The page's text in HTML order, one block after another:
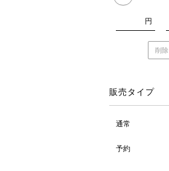
円
削除
販売タイプ
通常
予約